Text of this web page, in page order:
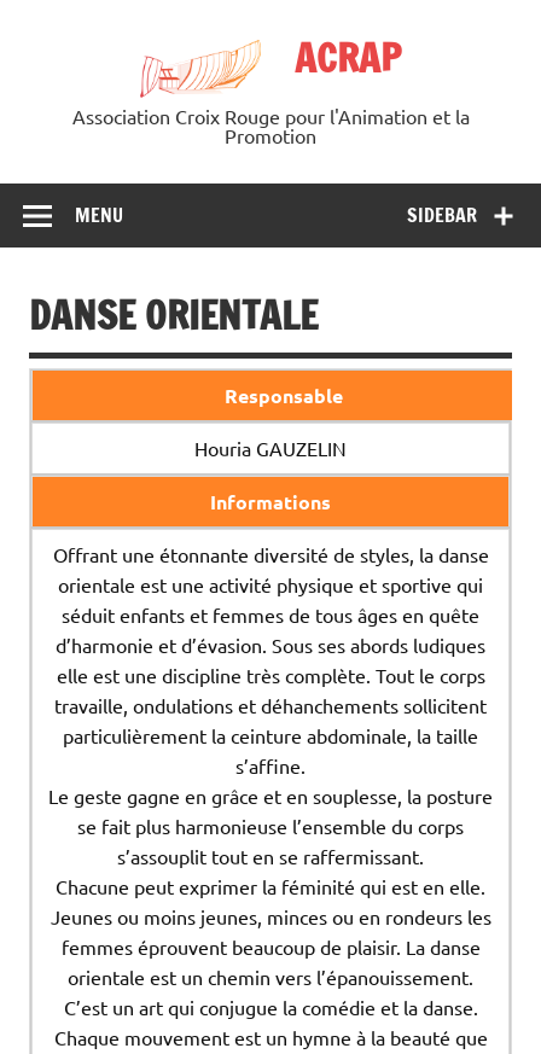
ACRAP
Association Croix Rouge pour l'Animation et la
Promotion
SIDEBAR
MENU
DANSE ORIENTALE
Responsable
Houria GAUZELIN
Informations
Offrant une étonnante diversité de styles, la danse
orientale est une activité physique et sportive qui
séduit enfants et femmes de tous âges en quête
d’harmonie et d’évasion. Sous ses abords ludiques
elle est une discipline très complète. Tout le corps
travaille, ondulations et déhanchements sollicitent
particulièrement la ceinture abdominale, la taille
s’affine.
Le geste gagne en grâce et en souplesse, la posture
se fait plus harmonieuse l’ensemble du corps
s’assouplit tout en se raffermissant.
Chacune peut exprimer la féminité qui est en elle.
Jeunes ou moins jeunes, minces ou en rondeurs les
femmes éprouvent beaucoup de plaisir. La danse
orientale est un chemin vers l’épanouissement.
C’est un art qui conjugue la comédie et la danse.
Chaque mouvement est un hymne à la beauté que